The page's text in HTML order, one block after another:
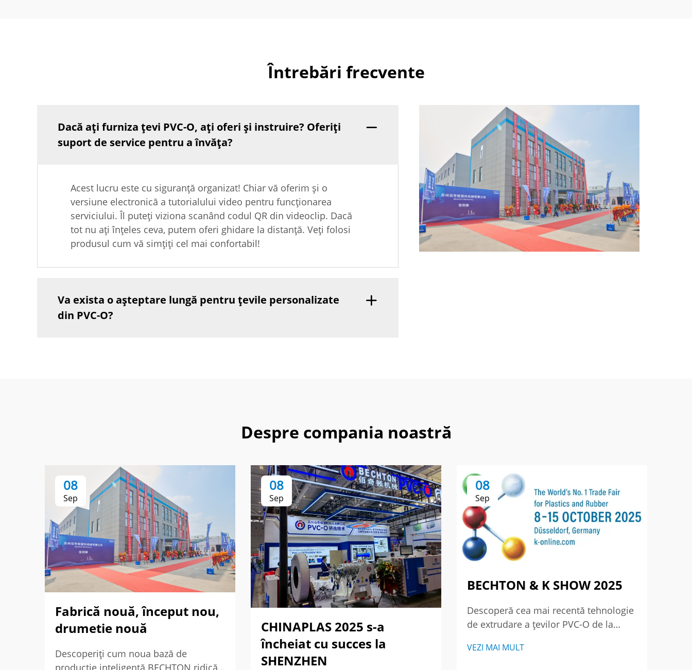
Întrebări frecvente
Dacă ați furniza țevi PVC-O, ați oferi și instruire? Oferiți
suport de service pentru a învăța?
Acest lucru este cu siguranță organizat! Chiar vă oferim și o
versiune electronică a tutorialului video pentru funcționarea
serviciului. Îl puteți viziona scanând codul QR din videoclip. Dacă
tot nu ați înțeles ceva, putem oferi ghidare la distanță. Veți folosi
produsul cum vă simțiți cel mai confortabil!
Va exista o așteptare lungă pentru țevile personalizate
din PVC-O?
Despre compania noastră
08
Sep
Fabrică nouă, început nou,
drumetie nouă
Descoperiți cum noua bază de
producție inteligentă BECHTON ridică
08
Sep
CHINAPLAS 2025 s-a
încheiat cu succes la
SHENZHEN
08
Sep
BECHTON & K SHOW 2025
Descoperă cea mai recentă tehnologie
de extrudare a țevilor PVC-O de la
unde excelenta întâlnește inovația.
VEZI MAI MULT